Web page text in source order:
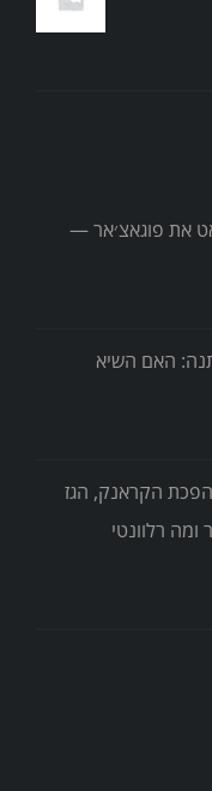
להאט את פוגאצ׳אר —
האם השיא
– מהפכת הקראנק, הגז
רלוונטי